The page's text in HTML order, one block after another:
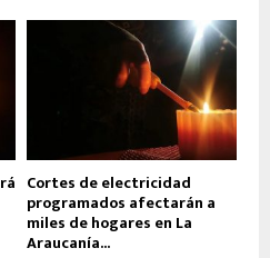
Cortes de electricidad
programados afectarán a
miles de hogares en La
Araucanía...